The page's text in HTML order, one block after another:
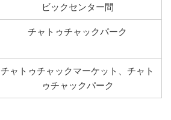
ビックセンター間
チャトゥチャックパーク
チャトゥチャックマーケット、チャト
ゥチャックパーク